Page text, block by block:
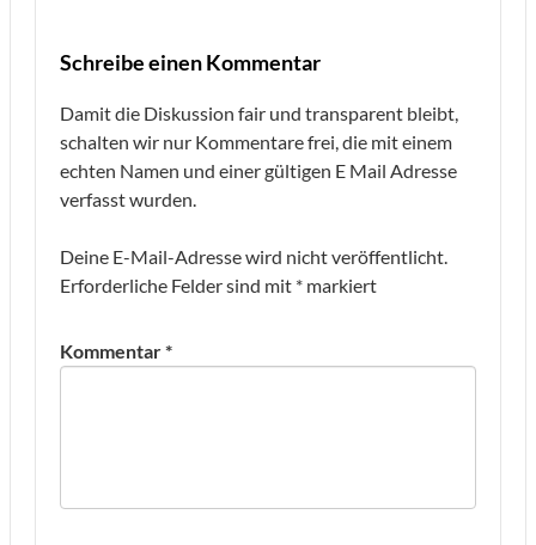
Schreibe einen Kommentar
Damit die Diskussion fair und transparent bleibt,
schalten wir nur Kommentare frei, die mit einem
echten Namen und einer gültigen E Mail Adresse
verfasst wurden.
Deine E-Mail-Adresse wird nicht veröffentlicht.
Erforderliche Felder sind mit * markiert
Kommentar*